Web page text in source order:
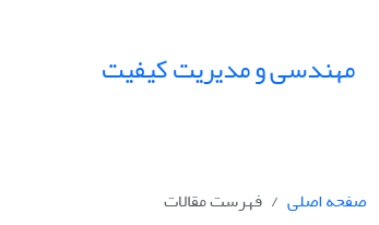
مهندسی و مدیریت کیفیت
صفحه اصلی
فهرست مقالات